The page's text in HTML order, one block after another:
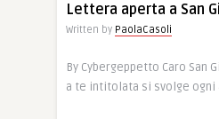
Lettera aperta a San
Written by PaolaCasoli
By Cybergeppetto Caro San
a te intitolata si svolge ogni